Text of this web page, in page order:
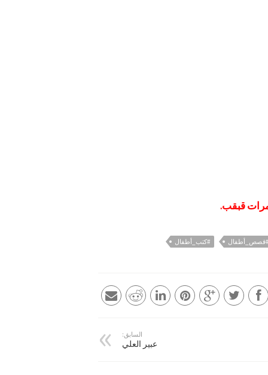
قبقب.
#قصص_أطفال #كتب_أطفال
السابق:
عبير العلي